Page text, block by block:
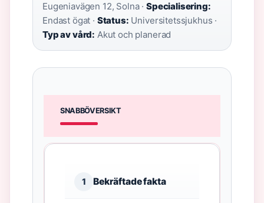
Eugeniavägen 12, Solna · Specialisering:
Endast ögat · Status: Universitetssjukhus ·
Typ av vård: Akut och planerad
SNABBÖVERSIKT
1 Bekräftade fakta